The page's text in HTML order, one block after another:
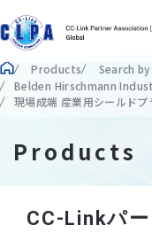
Products
Search
Belden Hirschmann
現場成端 産業用シールド
Products
CC-Linkパ